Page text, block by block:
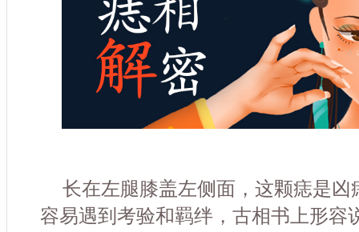
长在左腿膝盖左侧面，这颗痣是凶
容易遇到考验和羁绊，古相书上形容